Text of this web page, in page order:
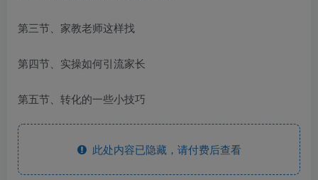
第三节、家教老师这样找
第四节、实操如何引流家长
第五节、转化的一些小技巧
此处内容已隐藏，请付费后查看